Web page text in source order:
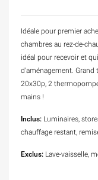
Idéale pour premier
chambres au rez-de-
idéal pour recevoir et
d'aménagement. Grand
20x30p, 2
mains !
Inclus: Luminaires,
chauffage restant,
Exclus: Lave-vaisselle,